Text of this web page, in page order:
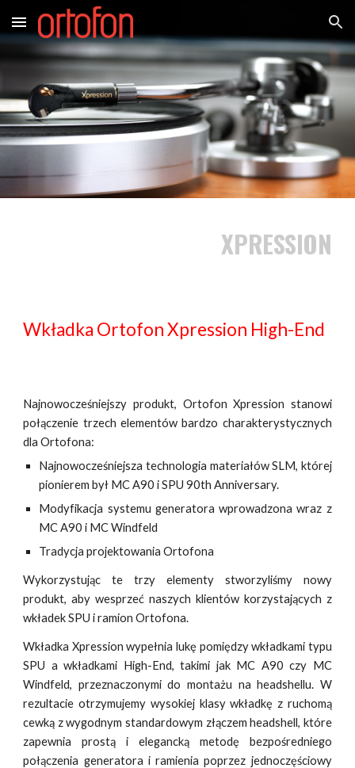
Skip to main content Skip to navigation
XPRESSION
Wkładka Ortofon Xpression High-End
Najnowocześniejszy produkt, Ortofon Xpression stanowi
połączenie trzech elementów bardzo charakterystycznych
dla Ortofona:
Najnowocześniejsza technologia materiałów SLM, której
pionierem był MC A90 i SPU 90th Anniversary.
Modyfikacja systemu generatora wprowadzona wraz z
MC A90 i MC Windfeld
Tradycja projektowania Ortofona
Wykorzystując te trzy elementy stworzyliśmy nowy
produkt, aby wesprzeć naszych klientów korzystających z
wkładek SPU i ramion Ortofona.
Wkładka Xpression wypełnia lukę pomiędzy wkładkami typu
SPU a wkładkami High-End, takimi jak MC A90 czy MC
Windfeld, przeznaczonymi do montażu na headshellu. W
rezultacie otrzymujemy wysokiej klasy wkładkę z ruchomą
cewką z wygodnym standardowym złączem headshell, które
zapewnia prostą i elegancką metodę bezpośredniego
połączenia generatora i ramienia poprzez jednoczęściowy